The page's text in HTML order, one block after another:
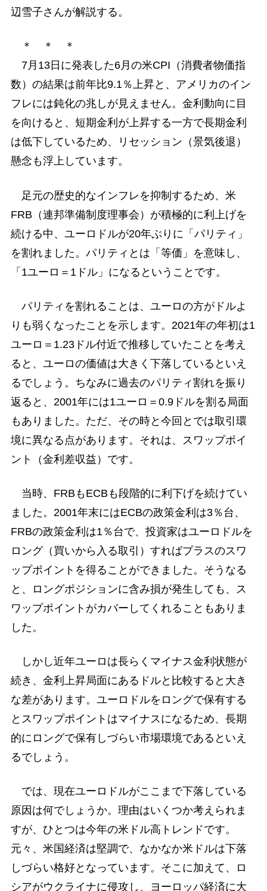
辺雪子さんが解説する。
＊ ＊ ＊
7月13日に発表した6月の米CPI（消費者物価指
数）の結果は前年比9.1％上昇と、アメリカのイン
フレには鈍化の兆しが見えません。金利動向に目
を向けると、短期金利が上昇する一方で長期金利
は低下しているため、リセッション（景気後退）
懸念も浮上しています。
足元の歴史的なインフレを抑制するため、米
FRB（連邦準備制度理事会）が積極的に利上げを
続ける中、ユーロドルが20年ぶりに「パリティ」
を割れました。パリティとは「等価」を意味し、
「1ユーロ＝1ドル」になるということです。
パリティを割れることは、ユーロの方がドルよ
りも弱くなったことを示します。2021年の年初は1
ユーロ＝1.23ドル付近で推移していたことを考え
ると、ユーロの価値は大きく下落しているといえ
るでしょう。ちなみに過去のパリティ割れを振り
返ると、2001年には1ユーロ＝0.9ドルを割る局面
もありました。ただ、その時と今回とでは取引環
境に異なる点があります。それは、スワップポイ
ント（金利差収益）です。
当時、FRBもECBも段階的に利下げを続けてい
ました。2001年末にはECBの政策金利は3％台、
FRBの政策金利は1％台で、投資家はユーロドルを
ロング（買いから入る取引）すればプラスのスワ
ップポイントを得ることができました。そうなる
と、ロングポジションに含み損が発生しても、ス
ワップポイントがカバーしてくれることもありま
した。
しかし近年ユーロは長らくマイナス金利状態が
続き、金利上昇局面にあるドルと比較すると大き
な差があります。ユーロドルをロングで保有する
とスワップポイントはマイナスになるため、長期
的にロングで保有しづらい市場環境であるといえ
るでしょう。
では、現在ユーロドルがここまで下落している
原因は何でしょうか。理由はいくつか考えられま
すが、ひとつは今年の米ドル高トレンドです。
元々、米国経済は堅調で、なかなか米ドルは下落
しづらい格好となっています。そこに加えて、ロ
シアがウクライナに侵攻し、ヨーロッパ経済に大